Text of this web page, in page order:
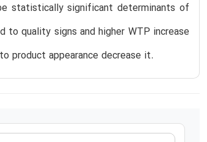
statistically significant determinants of
to quality signs and higher WTP increase
product appearance decrease it.